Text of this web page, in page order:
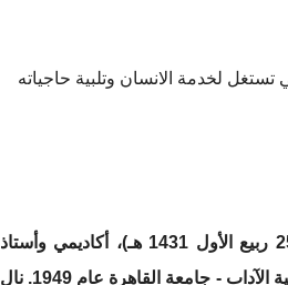
تستغل لخدمة الانسان وتلبية حاجياته
(1 ديسمبر 1927، بورسعيد - 11 مارس 2010 / 25 ربيع الأول 1431 هـ)، أكاديمي وأستاذ
جامعي مصري متخصص في الفلسفة. وقد تخرّج من قسم الفلسفة بكلية الآداب - جامعة القاهرة عام 1949. نال